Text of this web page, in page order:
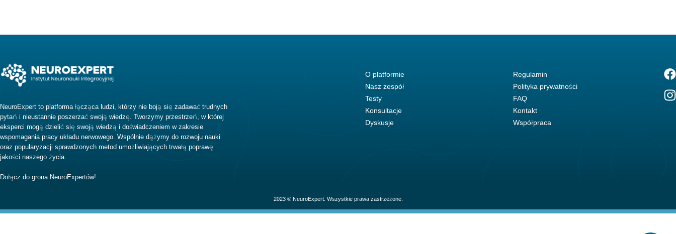
NeuroExpert to platforma łącząca ludzi, którzy nie boją się zadawać trudnych
pytań i nieustannie poszerzać swoją wiedzę. Tworzymy przestrzeń, w której
eksperci mogą dzielić się swoją wiedzą i doświadczeniem w zakresie
wspomagania pracy układu nerwowego. Wspólnie dążymy do rozwoju nauki
oraz popularyzacji sprawdzonych metod umożliwiających trwałą poprawę
jakości naszego życia.
Dołącz do grona NeuroExpertów!
O platformie
Nasz zespół
Testy
Konsultacje
Dyskusje
Regulamin
Polityka prywatności
FAQ
Kontakt
Współpraca
2023 © NeuroExpert. Wszystkie prawa zastrzeżone.